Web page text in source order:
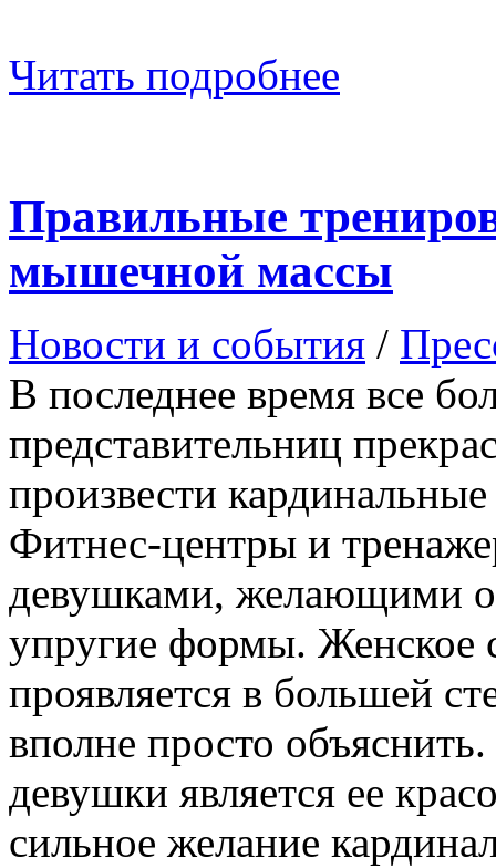
Читать подробнее
Правильные
мышечной массы
Новости и события /
В последнее время все
представительниц
произвести
Фитнес-центры и
девушками, желающими
упругие формы. Женское
проявляется в большей
вполне просто
девушки является ее
сильное желание